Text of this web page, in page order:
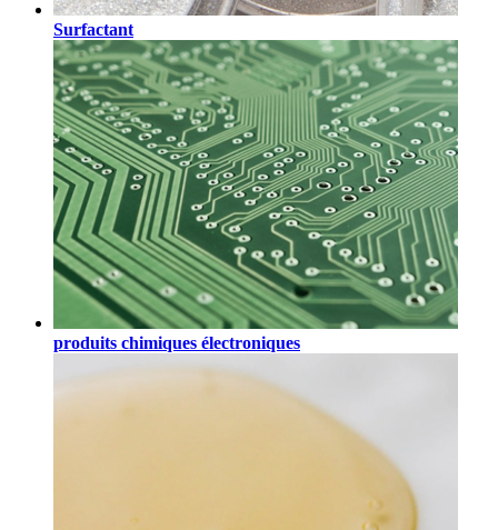
Surfactant
produits chimiques électroniques